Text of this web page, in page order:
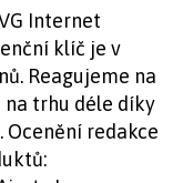
Internet
klíč je v
Reagujeme na
na trhu déle díky
redakce